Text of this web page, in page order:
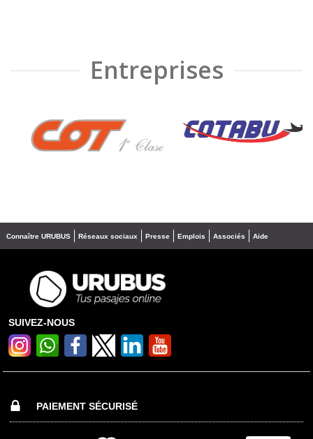
Entreprises
❮ ❯
Connaître URUBUS Réseaux sociaux Presse Emplois Associés Aide
SUIVEZ-NOUS
PAIEMENT SÉCURISÉ